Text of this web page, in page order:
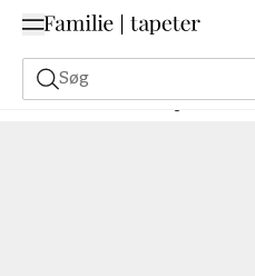
Søg
Malerfarve Bestilling Udfra NCS